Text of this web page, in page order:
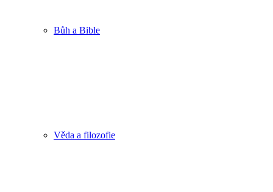
Bůh a Bible
Věda a filozofie